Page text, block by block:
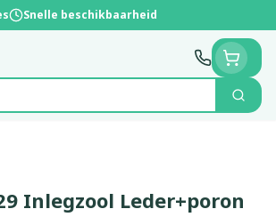
Snelle beschikbaarheid
Zoek
Inlegzool Leder+poron